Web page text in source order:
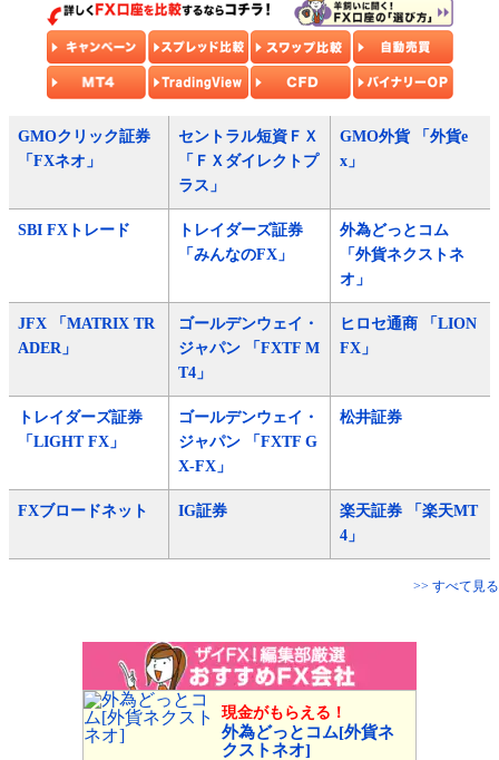
GMOクリック証券
「FXネオ」
セントラル短資ＦＸ
「ＦＸダイレクトプ
ラス」
GMO外貨 「外貨e
x」
SBI FXトレード
トレイダーズ証券
「みんなのFX」
外為どっとコム
「外貨ネクストネ
オ」
JFX 「MATRIX TR
ADER」
ゴールデンウェイ・
ジャパン 「FXTF M
T4」
ヒロセ通商 「LION
FX」
トレイダーズ証券
「LIGHT FX」
ゴールデンウェイ・
ジャパン 「FXTF G
X-FX」
松井証券
FXブロードネット IG証券
楽天証券 「楽天MT
4」
>> すべて見る
現金がもらえる！
外為どっとコム[外貨ネ
クストネオ]